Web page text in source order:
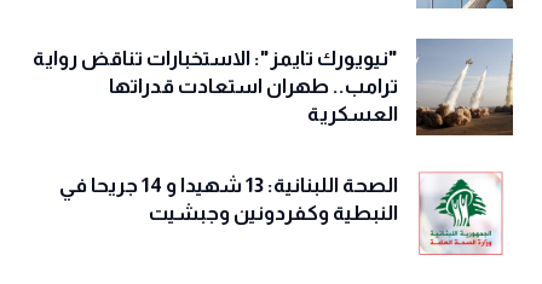
"نيويورك تايمز": الاستخبارات تناقض رواية
ترامب.. طهران استعادت قدراتها
العسكرية
الصحة اللبنانية: 13 شهيدا و 14 جريحا في
النبطية وكفردونين وجبشيت